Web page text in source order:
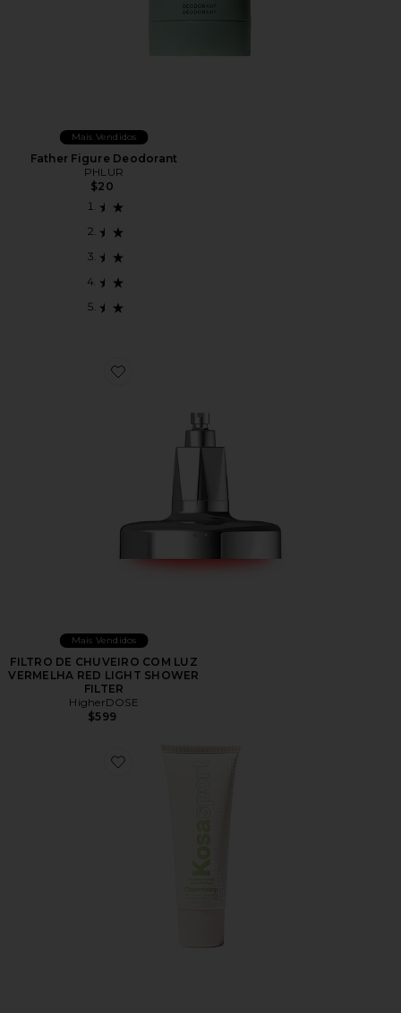
Mais Vendidos
Father Figure Deodorant
PHLUR
$20
Favorite FILTRO DE CHUVEIRO COM LUZ
Mais Vendidos
FILTRO DE CHUVEIRO COM LUZ
VERMELHA RED LIGHT SHOWER
FILTER
HigherDOSE
$599
Favorite Sport Chemistry AHA Serum Deodorant